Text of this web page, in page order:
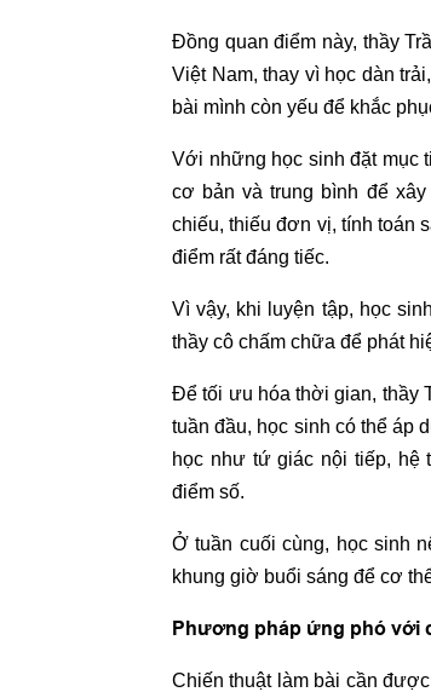
Đồng quan điểm này, thầy
Việt Nam, thay vì học dàn
bài mình còn yếu để khắc
Với những học sinh đặt mục
cơ bản và trung bình để
chiếu, thiếu đơn vị, tính toán
điểm rất đáng tiếc.
Vì vậy, khi luyện tập, học
thầy cô chấm chữa để phát
Để tối ưu hóa thời gian, thầy
tuần đầu, học sinh có thể áp
học như tứ giác nội tiếp, hệ
điểm số.
Ở tuần cuối cùng, học sinh
khung giờ buổi sáng để cơ
Phương pháp ứng phó với
Chiến thuật làm bài cần